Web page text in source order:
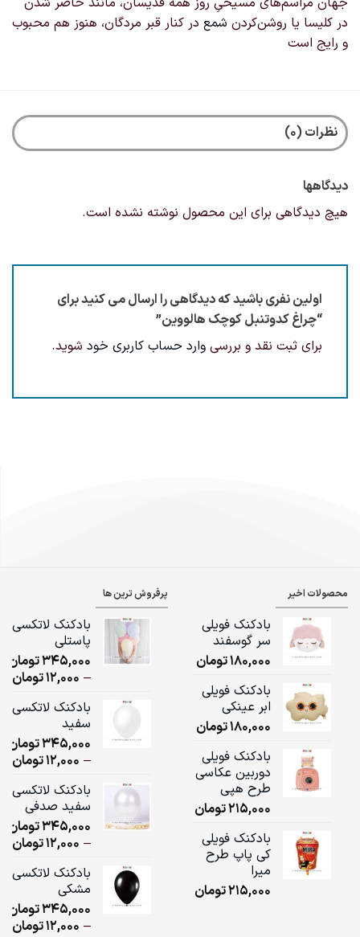
در کلیسا یا روشن‌کردن شمع در کنار قبر مردگان، هنوز هم محبوب
و رایج است
نظرات (0)
دیدگاهها
هیچ دیدگاهی برای این محصول نوشته نشده است.
اولین نفری باشید که دیدگاهی را ارسال می کنید برای
“چراغ کدوتنبل کوچک هالووین”
برای ثبت نقد و بررسی وارد حساب کاربری خود شوید.
محصولات اخیر
بادکنک فویلی
سر گوسفند
180,000تومان
بادکنک فویلی
ابر عینکی
180,000تومان
بادکنک فویلی
دوربین عکاسی
طرح هپی
215,000تومان
بادکنک فویلی
کی پاپ طرح
میرا
215,000تومان
پرفروش ترین ها
بادکنک لاتکسی
پاستلی
345,000تومان
–
12,000تومان
بادکنک لاتکسی
سفید
345,000تومان
–
12,000تومان
بادکنک لاتکسی
سفید صدفی
345,000تومان
–
12,000تومان
بادکنک لاتکسی
مشکی
345,000تومان
–
12,000تومان